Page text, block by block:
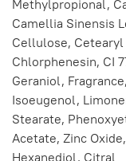
Methylpropional,
Camellia Sinensis
Cellulose,
Chlorphenesin, CI
Geraniol,
Isoeugenol,
Stearate,
Acetate, Zinc
Hexanediol, Citral